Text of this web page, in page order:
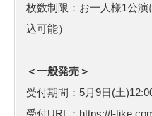
枚数制限：お一人様1公
込可能）
＜一般発売＞
受付期間：5月9日(土
受付URL：https://l-